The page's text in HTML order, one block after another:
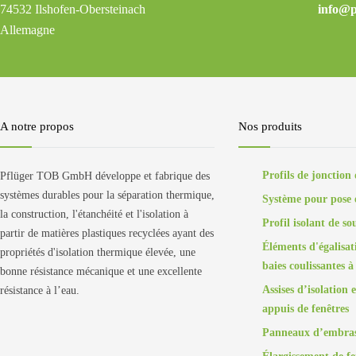
74532 Ilshofen-Obersteinach
Allemagne
A notre propos
Pflüger TOB GmbH développe et fabrique des
systèmes durables pour la séparation thermique,
la construction, l'étanchéité et l'isolation à
partir de matières plastiques recyclées ayant des
propriétés d'isolation thermique élevée, une
bonne résistance mécanique et une excellente
résistance à l’eau.
Nos produits
Profils de jonction
Système pour
Profil isolant de
Éléments
baies coulissantes
Assises d’isolation
appuis de fenêtres
Panneaux